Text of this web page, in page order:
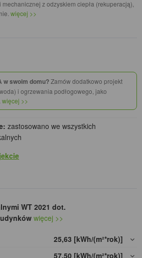
z odzyskiem ciepła (rekuperacją),
więcej >>
w swoim domu?Zamów dodatkowo projekt
i ogrzewania podłogowego, jako
więcej >>
zastosowano we wszystkich
WT 2021 dot.
więcej >>
25,63 [kWh/(m²*rok)]
57,50 [kWh/(m²*rok)]